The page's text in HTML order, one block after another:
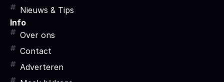
Nieuws & Tips
Info
Over ons
Contact
Adverteren